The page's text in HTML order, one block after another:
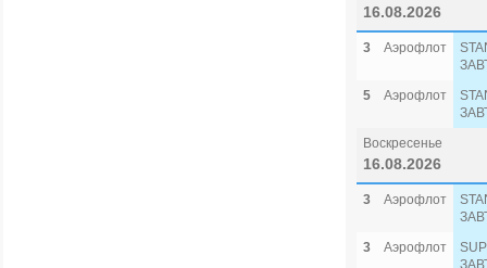
16.08.2026
3 Аэрофлот
5
Аэрофлот
Воскресенье
16.08.2026
3 Аэрофлот
3
Аэрофлот